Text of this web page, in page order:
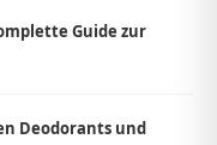
Guide zur
Deodorants und